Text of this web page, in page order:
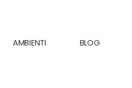
AMBIENTI BLOG